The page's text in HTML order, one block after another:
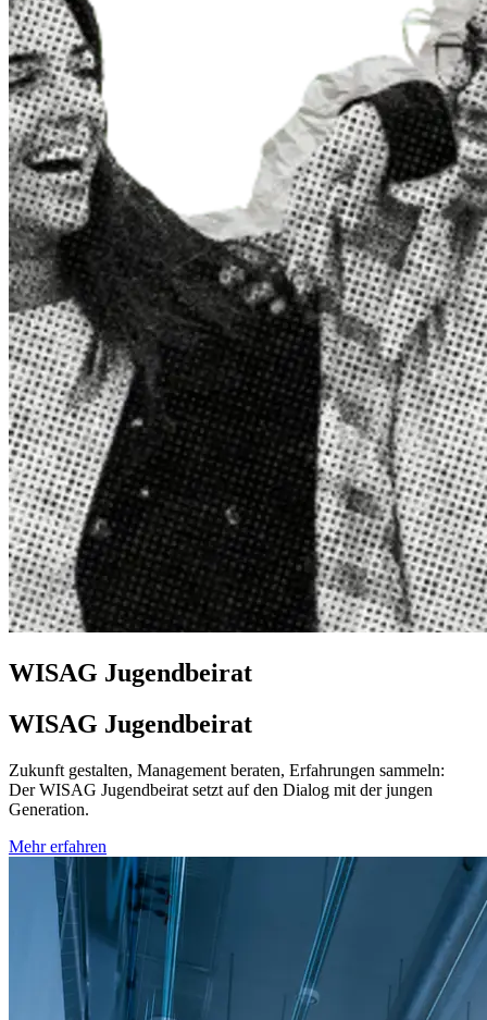
WISAG Jugendbeirat
WISAG Jugendbeirat
Zukunft gestalten, Management beraten, Erfahrungen sammeln:
Der WISAG Jugendbeirat setzt auf den Dialog mit der jungen
Generation.
Mehr erfahren